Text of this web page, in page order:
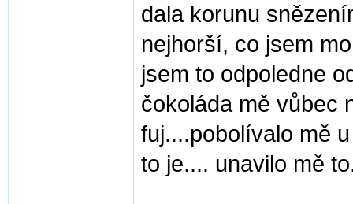
dala korunu
nejhorší, co jsem
jsem to odpoledne
čokoláda mě vůbec
fuj....pobolívalo mě
to je.... unavilo mě